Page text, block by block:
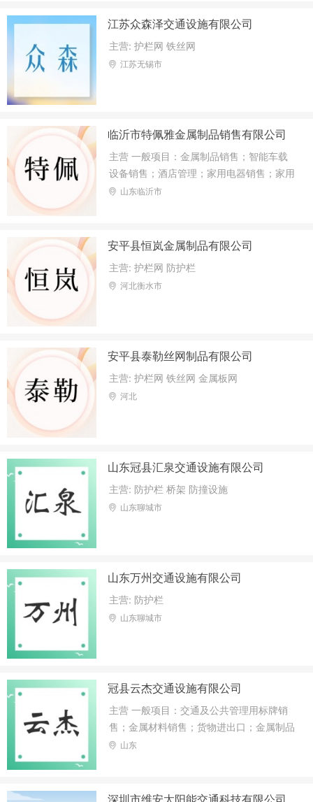
江苏众森泽交通设施有限公司
主营: 护栏网 铁丝网
江苏无锡市
临沂市特佩雅金属制品销售有限公司
主营 一般项目：金属制品销售；智能车载
设备销售；酒店管理；家用电器销售；家用
电器安装服务；日用百货销售；日用电器修
件销售；普通机械设备安装服务；安防设备
需要许可的商品）；国内贸易代理；货物进
出口；技术进出口；外卖递送服务；食品互
动）许可项目：食品销售；食品互联网销
售。（依法须经批准
山东临沂市
安平县恒岚金属制品有限公司
主营: 护栏网 防护栏
河北衡水市
安平县泰勒丝网制品有限公司
主营: 护栏网 铁丝网 金属板网
河北
山东冠县汇泉交通设施有限公司
主营: 防护栏 桥架 防撞设施
山东聊城市
山东万州交通设施有限公司
主营: 防护栏
山东聊城市
冠县云杰交通设施有限公司
主营 一般项目：交通及公共管理用标牌销
售；金属材料销售；货物进出口；金属制品
销售。（除依法须经批准的项目外，凭营业
关部门批准后方可开展经营活动，具体经营
山东
深圳市维安太阳能交通科技有限公司